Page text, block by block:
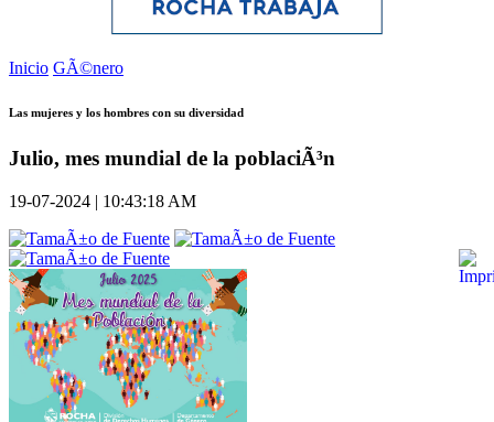
Inicio GÃ©nero
Las mujeres y los hombres con su diversidad
Julio, mes mundial de la poblaciÃ³n
19-07-2024 | 10:43:18 AM